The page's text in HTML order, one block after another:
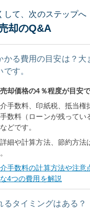
して、次のステップへ
却のQ&A
かる費用の目安は？大
す。
却価格の4％程度が目安で
手数料、印紙税、抵当権
数料（ローンが残ってい
どです。
細や計算方法、節約方法
手数料の計算方法や注意
4つの費用を解説
るタイミングはある？